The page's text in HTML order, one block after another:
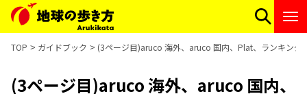
TOP ガイドブック (3ページ目)aruco 海外、aruco 国内、Plat、ランキング
(3ページ目)aruco 海外、aruco 国内、